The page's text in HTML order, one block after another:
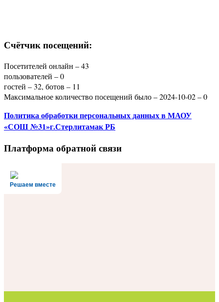
Счётчик посещений:
Посетителей онлайн – 43
пользователей – 0
гостей – 32, ботов – 11
Максимальное количество посещений было – 2024-10-02 – 0
Политикаобработки персональных данныхв МАОУ
«СОШ №31»г.Стерлитамак РБ
Платформа обратной связи
Решаем вместе